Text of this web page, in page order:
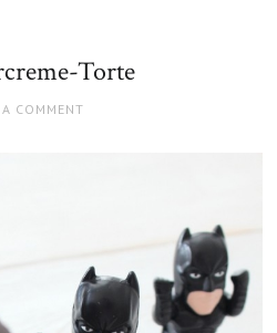
Torte
A COMMENT